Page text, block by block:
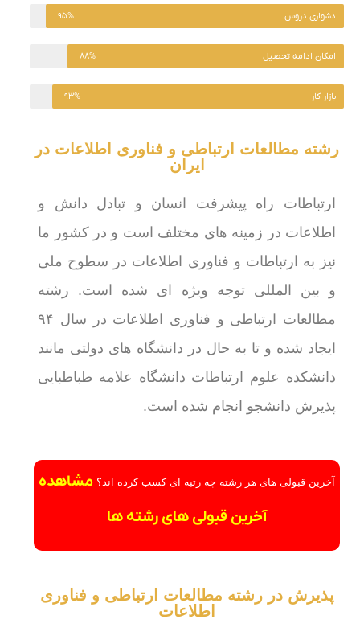
دشواری دروس ۹۵%
امکان ادامه تحصیل ۸۸%
بازار کار ۹۳%
رشته مطالعات ارتباطی و فناوری اطلاعات در
ایران
ارتباطات راه پیشرفت انسان و تبادل دانش و
اطلاعات در زمینه های مختلف است و در کشور ما
نیز به ارتباطات و فناوری اطلاعات در سطوح ملی
و بین المللی توجه ویژه ای شده است. رشته
مطالعات ارتباطی و فناوری اطلاعات در سال ۹۴
ایجاد شده و تا به حال در دانشگاه های دولتی مانند
دانشکده علوم ارتباطات دانشگاه علامه طباطبایی
پذیرش دانشجو انجام شده است.
آخرین قبولی های هر رشته چه رتبه ای کسب کرده اند؟ مشاهده
آخرین قبولی های رشته ها
پذیرش در رشته مطالعات ارتباطی و فناوری
اطلاعات